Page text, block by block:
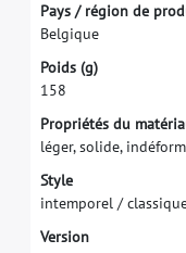
Pays / région de prod
Belgique
Poids (g)
158
Propriétés du matéria
léger, solide, indéform
Style
intemporel / classiqu
Version